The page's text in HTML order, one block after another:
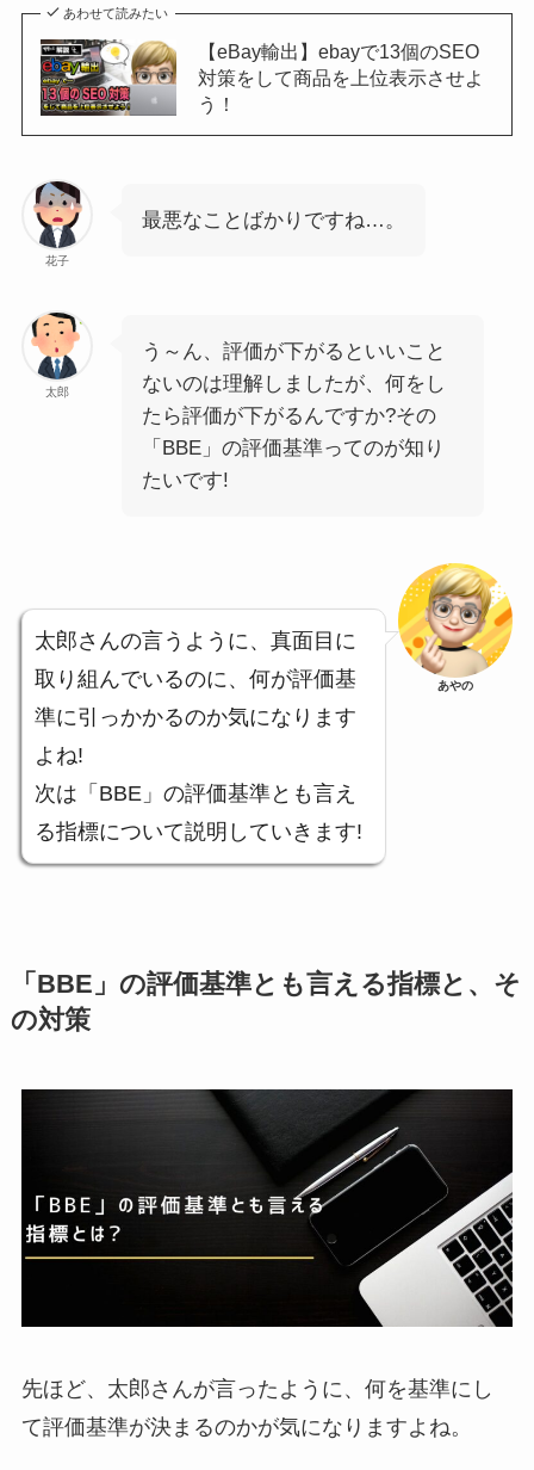
あわせて読みたい
【eBay輸出】ebayで13個のSEO
対策をして商品を上位表示させよ
う！
花子
最悪なことばかりですね…。
太郎
う～ん、評価が下がるといいこと
ないのは理解しましたが、何をし
たら評価が下がるんですか?その
「BBE」の評価基準ってのが知り
たいです!
太郎さんの言うように、真面目に
取り組んでいるのに、何が評価基
準に引っかかるのか気になります
よね!
次は「BBE」の評価基準とも言え
る指標について説明していきます!
あやの
「BBE」の評価基準とも言える指標と、そ
の対策
先ほど、太郎さんが言ったように、何を基準にし
て評価基準が決まるのかが気になりますよね。